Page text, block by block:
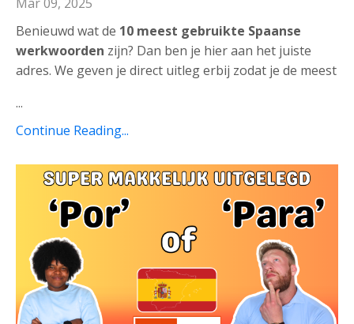
Benieuwd wat de 10 meest gebruikte Spaanse
werkwoorden zijn? Dan ben je hier aan het juiste
adres. We geven je direct uitleg erbij zodat je de meest
...
Continue Reading...